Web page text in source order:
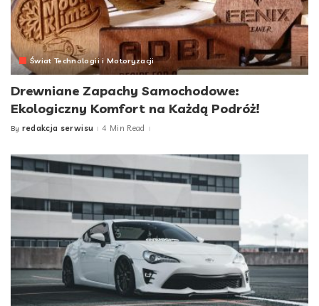
Świat Technologii i Motoryzacji
Drewniane Zapachy Samochodowe:
Ekologiczny Komfort na Każdą Podróż!
Posted
By redakcja serwisu 4 Min Read